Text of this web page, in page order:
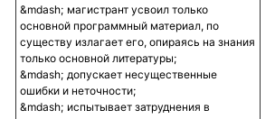
магистрант усвоил только
основной программный материал, по
существу излагает его, опираясь на знания
только основной литературы;
допускает несущественные
ошибки и неточности;
испытывает затруднения в